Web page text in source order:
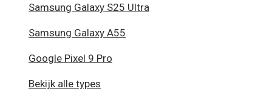
Samsung Galaxy S25 Ultra
Samsung Galaxy A55
Google Pixel 9 Pro
Bekijk alle types